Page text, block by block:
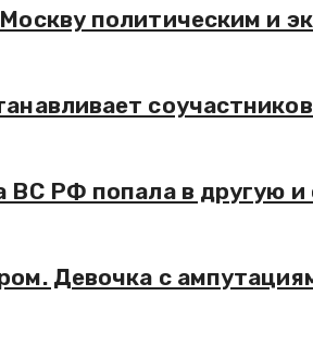
политическим и
ВС РФ попала в другую
Девочка с